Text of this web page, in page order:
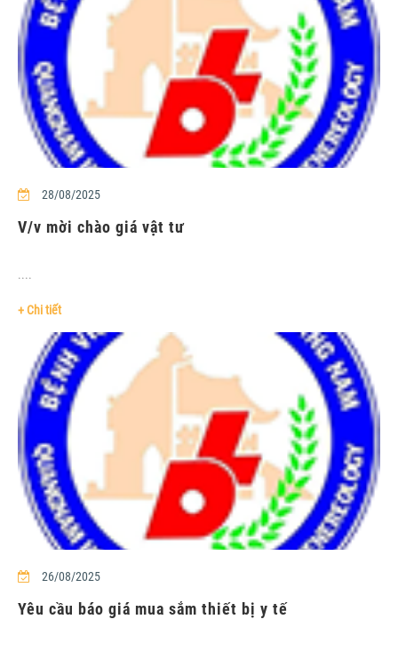
28/08/2025
V/v mời chào giá vật tư
....
+ Chi tiết
26/08/2025
Yêu cầu báo giá mua sắm thiết bị y tế